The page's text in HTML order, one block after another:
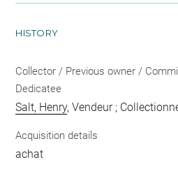
HISTORY
Collector / Previous owner /
Dedicatee
Salt, Henry, Vendeur ;
Acquisition details
achat